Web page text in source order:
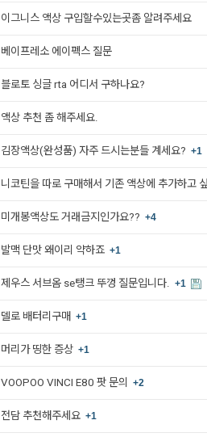
이그니스 액상 구입할수있는곳좀 알려주세요
베이프레소 에이펙스 질문
블로토 싱글 rta 어디서 구하나요?
액상 추천 좀 해주세요.
김장액상(완성품) 자주 드시는분들 계세요? +1
니코틴을 따로 구매해서 기존 액상에 추가하고
미개봉액상도 거래금지인가요?? +4
발맥 단맛 왜이리 약하죠 +1
제우스 서브옴 se탱크 뚜껑 질문입니다. +1
델로 배터리구매 +1
머리가 띵한 증상 +1
VOOPOO VINCI E80 팟 문의 +2
전담 추천해주세요 +1